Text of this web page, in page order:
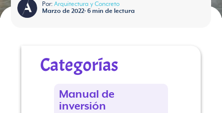
Por: Arquitectura y Concreto
Marzo de 2022• 6min de lectura
Categorías
Manual de
inversión